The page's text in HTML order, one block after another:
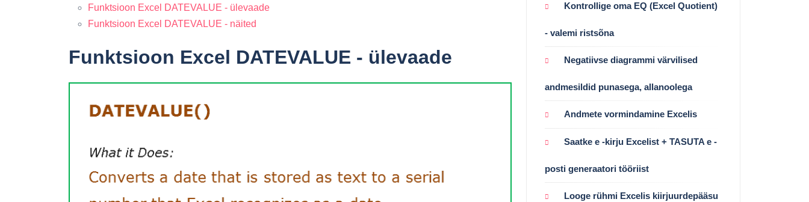
Funktsioon Excel DATEVALUE - ülevaade
Funktsioon Excel DATEVALUE - näited
Funktsioon Excel DATEVALUE - ülevaade
Kontrollige oma EQ (Excel Quotient)
- valemi ristsõna
Negatiivse diagrammi värvilised
andmesildid punasega, allanoolega
Andmete vormindamine Excelis
Saatke e -kirju Excelist + TASUTA e -
posti generaatori tööriist
Looge rühmi Excelis kiirjuurdepääsu